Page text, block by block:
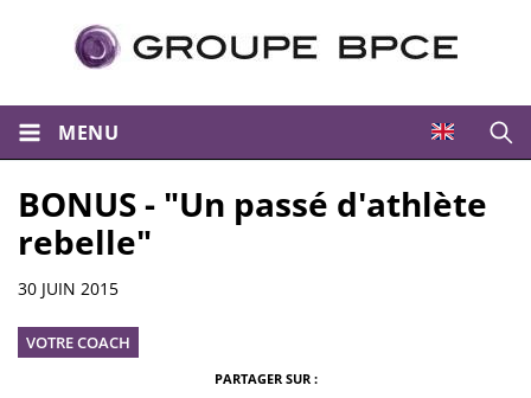
MENU
BONUS - "Un passé d'athlète
rebelle"
Informations
30 JUIN 2015
VOTRE COACH
PARTAGER SUR :